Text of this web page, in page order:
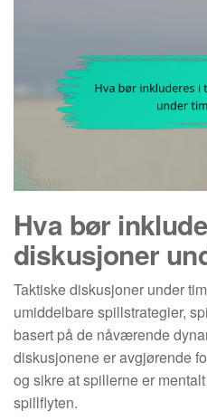
Hva bør
diskusjoner
Taktiske diskusjoner under
umiddelbare spillstrategier,
basert på de nåværende
diskusjonene er avgjørende
og sikre at spillerne er
spillflyten.